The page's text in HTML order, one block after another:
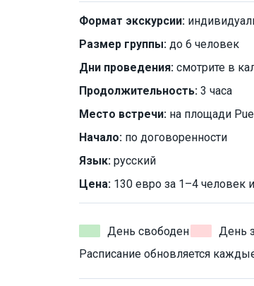
Формат экскурсии:
Размер группы: до 6 человек
Дни проведения: смотрите в
Продолжительность: 3 часа
Место встречи: на площади
Начало: по договоренности
Язык: русский
Цена: 130 евро за 1–4 человек
День свободен
День
Расписание обновляется